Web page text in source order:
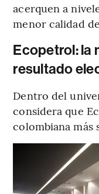
acerquen a
menor calidad
Ecopetrol: la
resultado
Dentro del
considera que
colombiana más